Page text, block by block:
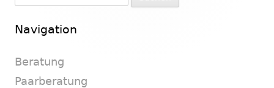
nach:
Navigation
Beratung
Paarberatung